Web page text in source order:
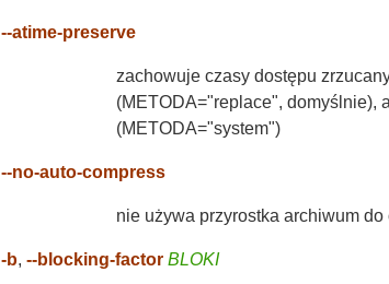
--atime-preserve
zachowuje czasy dostępu
(METODA="replace", domyślnie),
(METODA="system")
--no-auto-compress
nie używa przyrostka archiwum
-b, --blocking-factor BLOKI